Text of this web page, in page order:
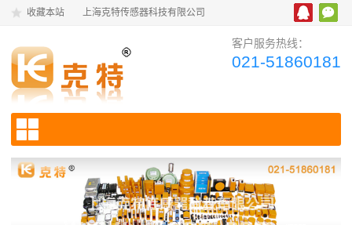
收藏本站 上海克特传感器科技有限公司
客户服务热线：
021-51860181